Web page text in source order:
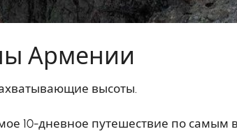
Армении
высоты.
10-дневное путешествие по